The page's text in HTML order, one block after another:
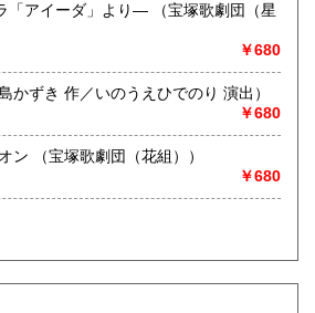
文献、古書一般（その他）
」より― （宝塚歌劇団（星
￥680
に棲む鬼 （中島かずき 作／いのうえひでのり 演出）
￥680
花は花なり ハイペリオン （宝塚歌劇団（花組））
￥680